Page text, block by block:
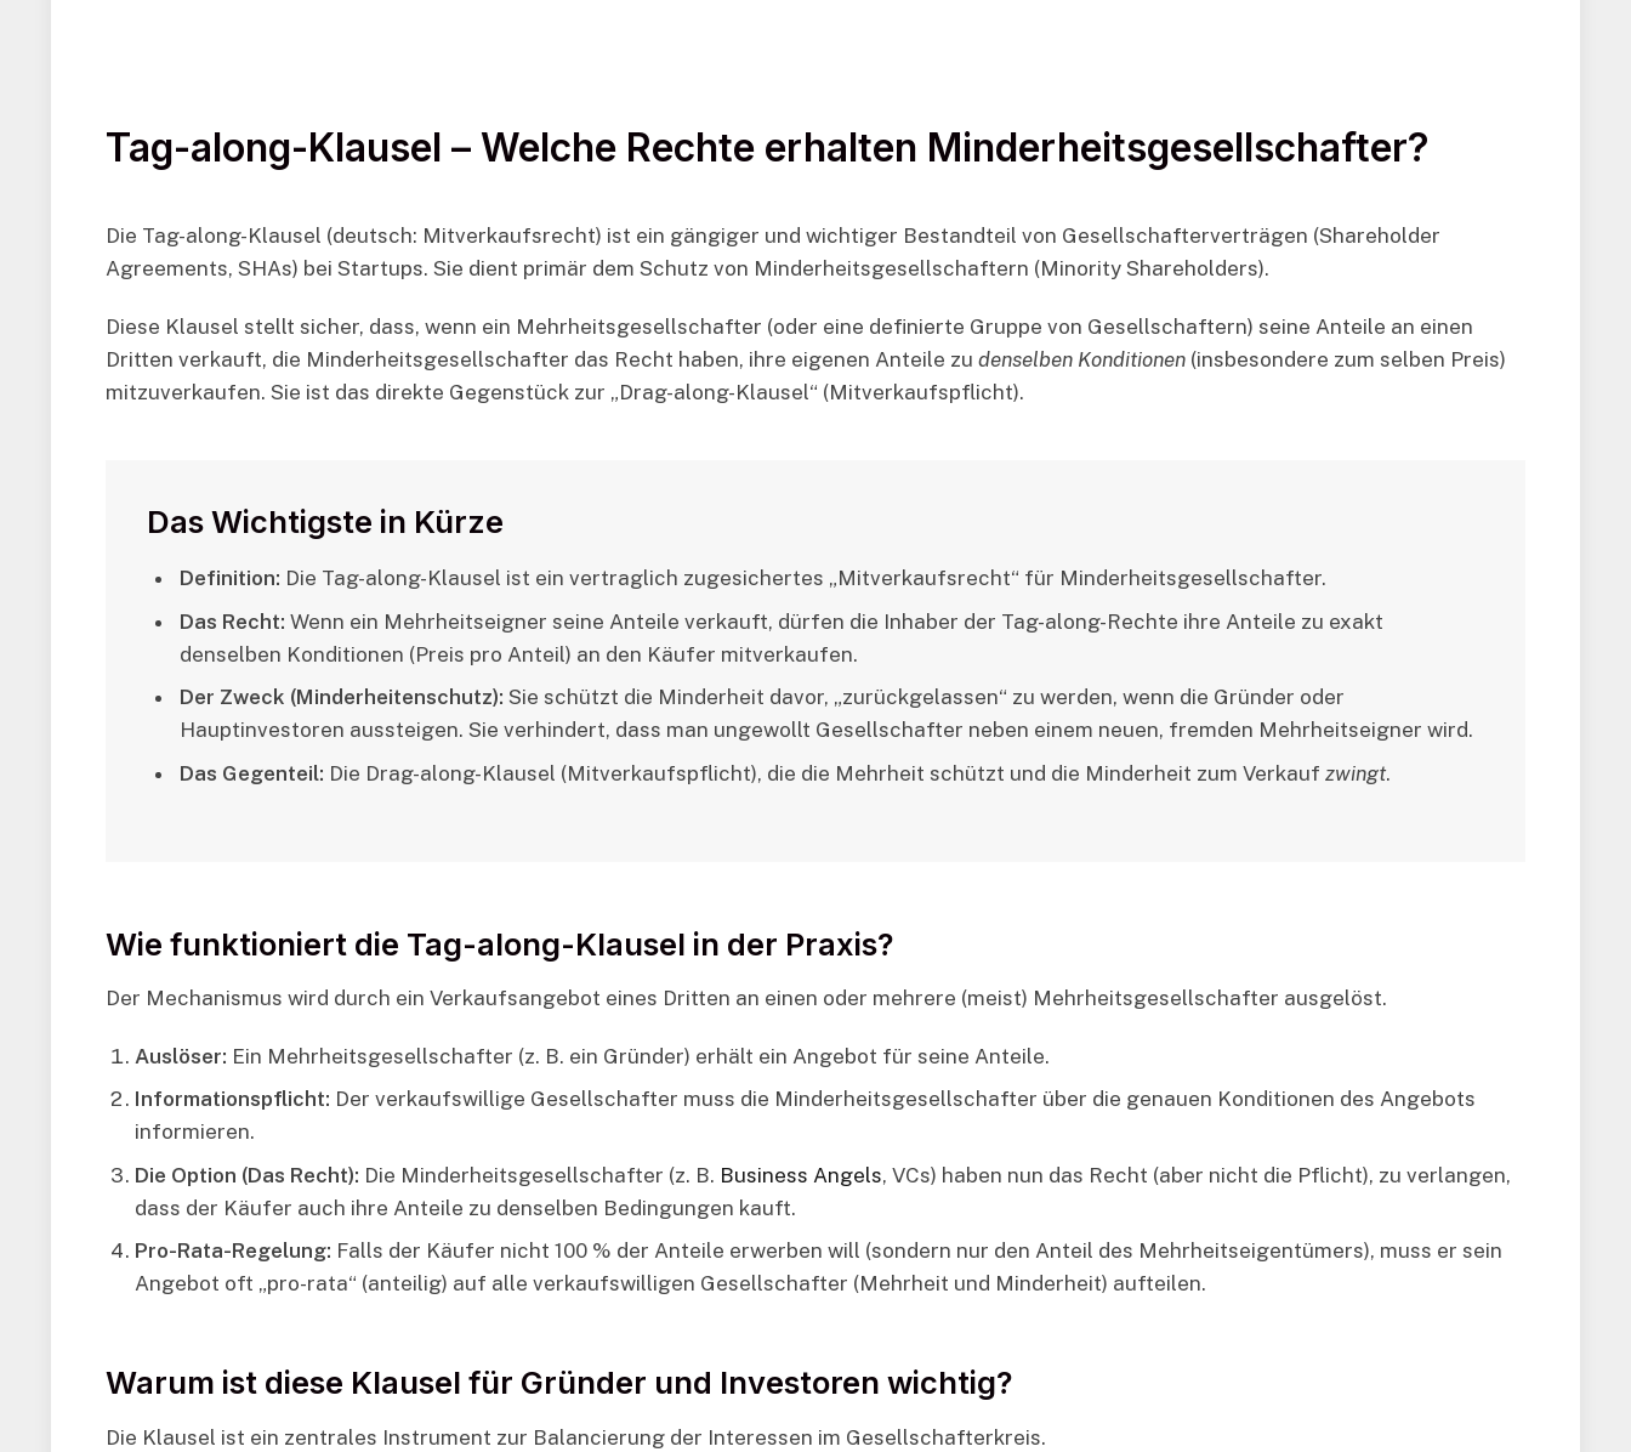
Tag-along-Klausel – Welche Rechte erhalten Minderheitsgesellschafter?
Die Tag-along-Klausel (deutsch: Mitverkaufsrecht) ist ein gängiger und wichtiger Bestandteil von Gesellschafterverträgen (Shareholder
Agreements, SHAs) bei Startups. Sie dient primär dem Schutz von Minderheitsgesellschaftern (Minority Shareholders).
Diese Klausel stellt sicher, dass, wenn ein Mehrheitsgesellschafter (oder eine definierte Gruppe von Gesellschaftern) seine Anteile an einen
Dritten verkauft, die Minderheitsgesellschafter das Recht haben, ihre eigenen Anteile zu denselben Konditionen (insbesondere zum selben Preis)
mitzuverkaufen. Sie ist das direkte Gegenstück zur „Drag-along-Klausel“ (Mitverkaufspflicht).
Das Wichtigste in Kürze
Definition: Die Tag-along-Klausel ist ein vertraglich zugesichertes „Mitverkaufsrecht“ für Minderheitsgesellschafter.
Das Recht: Wenn ein Mehrheitseigner seine Anteile verkauft, dürfen die Inhaber der Tag-along-Rechte ihre Anteile zu exakt
denselben Konditionen (Preis pro Anteil) an den Käufer mitverkaufen.
Der Zweck (Minderheitenschutz): Sie schützt die Minderheit davor, „zurückgelassen“ zu werden, wenn die Gründer oder
Hauptinvestoren aussteigen. Sie verhindert, dass man ungewollt Gesellschafter neben einem neuen, fremden Mehrheitseigner wird.
Das Gegenteil: Die Drag-along-Klausel (Mitverkaufspflicht), die die Mehrheit schützt und die Minderheit zum Verkauf zwingt.
Wie funktioniert die Tag-along-Klausel in der Praxis?
Der Mechanismus wird durch ein Verkaufsangebot eines Dritten an einen oder mehrere (meist) Mehrheitsgesellschafter ausgelöst.
Auslöser: Ein Mehrheitsgesellschafter (z. B. ein Gründer) erhält ein Angebot für seine Anteile.
Informationspflicht: Der verkaufswillige Gesellschafter muss die Minderheitsgesellschafter über die genauen Konditionen des Angebots
informieren.
Die Option (Das Recht): Die Minderheitsgesellschafter (z. B. Business Angels, VCs) haben nun das Recht (aber nicht die Pflicht), zu verlangen,
dass der Käufer auch ihre Anteile zu denselben Bedingungen kauft.
Pro-Rata-Regelung: Falls der Käufer nicht 100 % der Anteile erwerben will (sondern nur den Anteil des Mehrheitseigentümers), muss er sein
Angebot oft „pro-rata“ (anteilig) auf alle verkaufswilligen Gesellschafter (Mehrheit und Minderheit) aufteilen.
Warum ist diese Klausel für Gründer und Investoren wichtig?
Die Klausel ist ein zentrales Instrument zur Balancierung der Interessen im Gesellschafterkreis.